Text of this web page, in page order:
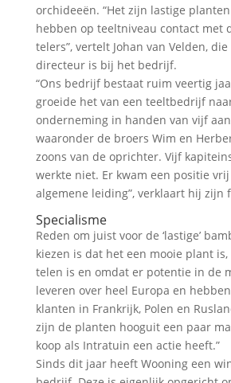
orchideeën. “Het zijn lastige
hebben op teeltniveau contact met
telers”, vertelt Johan van Velden,
directeur is bij het bedrijf.
“Ons bedrijf bestaat ruim veertig
groeide het van een teeltbedrijf
onderneming in handen van vijf
waaronder de broers Wim en
zoons van de oprichter. Vijf
werkte niet. Er kwam een positie
algemene leiding”, verklaart hij zijn
Specialisme
Reden om juist voor de ‘lastige’
kiezen is dat het een mooie plant
telen is en omdat er potentie in de
leveren over heel Europa en
klanten in Frankrijk, Polen en
zijn de planten hooguit een paar
koop als Intratuin een actie heeft.”
Sinds dit jaar heeft Wooning een